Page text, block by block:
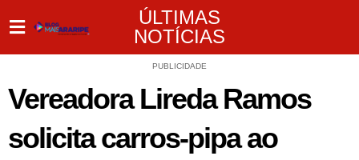
ÚLTIMAS
NOTÍCIAS
PUBLICIDADE
Vereadora Lireda Ramos
solicita carros-pipa ao